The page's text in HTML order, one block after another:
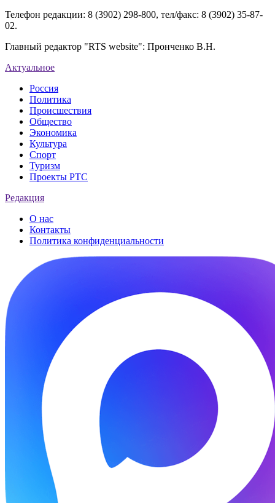
Телефон редакции: 8 (3902) 298-800, тел/факс: 8 (3902) 35-87-
02.
Главный редактор "RTS website": Пронченко В.Н.
Актуальное
Россия
Политика
Происшествия
Общество
Экономика
Культура
Спорт
Туризм
Проекты РТС
Редакция
О нас
Контакты
Политика конфиденциальности